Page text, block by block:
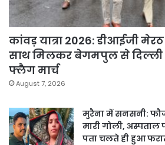
कांवड़ यात्रा 2026: डीआईजी
साथ मिलकर बेगमपुल से दिल्ली
फ्लैग मार्च
August 7, 2026
मुरैना में सनसनी:
मारी गोली,
पता चलते ही हुआ